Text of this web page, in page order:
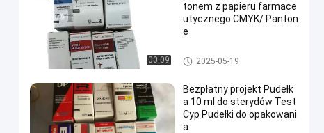
00:09
tonem z papieru farmace
utycznego CMYK/ Panton
e
10ml fiolka pola
2025-05-19
Bezpłatny projekt Pudełk
a 10 ml do sterydów Test
Cyp Pudełki do opakowani
a